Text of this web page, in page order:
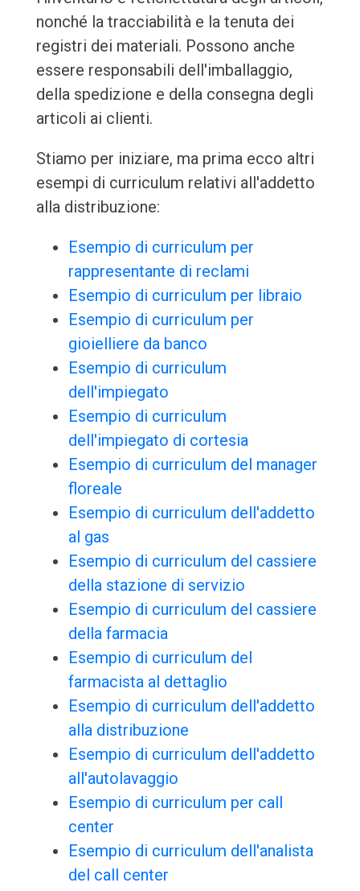
nonché la tracciabilità e la tenuta dei
registri dei materiali. Possono anche
essere responsabili dell'imballaggio,
della spedizione e della consegna degli
articoli ai clienti.
Stiamo per iniziare, ma prima ecco altri
esempi di curriculum relativi all'addetto
alla distribuzione:
Esempio di curriculum per
rappresentante di reclami
Esempio di curriculum per libraio
Esempio di curriculum per
gioielliere da banco
Esempio di curriculum
dell'impiegato
Esempio di curriculum
dell'impiegato di cortesia
Esempio di curriculum del manager
floreale
Esempio di curriculum dell'addetto
al gas
Esempio di curriculum del cassiere
della stazione di servizio
Esempio di curriculum del cassiere
della farmacia
Esempio di curriculum del
farmacista al dettaglio
Esempio di curriculum dell'addetto
alla distribuzione
Esempio di curriculum dell'addetto
all'autolavaggio
Esempio di curriculum per call
center
Esempio di curriculum dell'analista
del call center